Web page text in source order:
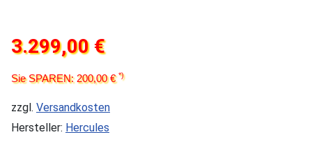
3.299,00 €
Sie SPAREN: 200,00 €*)
zzgl. Versandkosten
Hersteller: Hercules